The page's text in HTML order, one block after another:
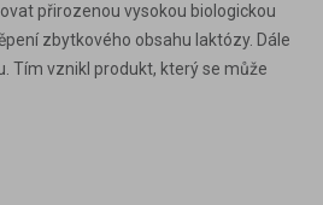
přirozenou vysokou biologickou
zbytkového obsahu laktózy. Dále
Tím vznikl produkt, který se může